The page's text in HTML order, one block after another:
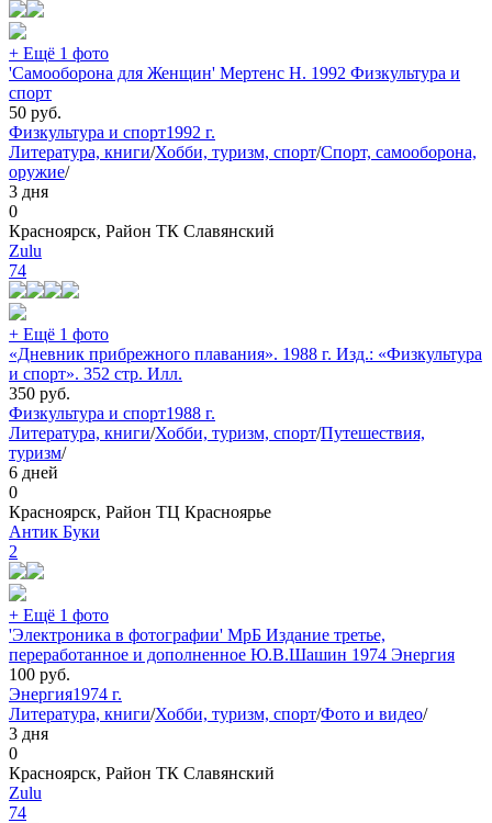
+ Ещё 1 фото
'Самооборона для Женщин' Мертенс Н. 1992 Физкультура и
спорт
50 руб.
Физкультура и спорт1992 г.
Литература, книги/Хобби, туризм, спорт/Спорт, самооборона,
оружие/
3 дня
0
Красноярск, Район ТК Славянский
Zulu
74
+ Ещё 1 фото
«Дневник прибрежного плавания». 1988 г. Изд.: «Физкультура
и спорт». 352 стр. Илл.
350 руб.
Физкультура и спорт1988 г.
Литература, книги/Хобби, туризм, спорт/Путешествия,
туризм/
6 дней
0
Красноярск, Район ТЦ Красноярье
Антик Буки
2
+ Ещё 1 фото
'Электроника в фотографии' МрБ Издание третье,
переработанное и дополненное Ю.В.Шашин 1974 Энергия
100 руб.
Энергия1974 г.
Литература, книги/Хобби, туризм, спорт/Фото и видео/
3 дня
0
Красноярск, Район ТК Славянский
Zulu
74